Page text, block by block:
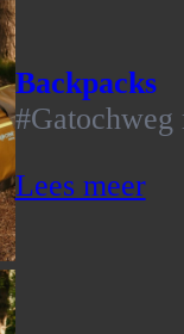
Backpacks
#Gatochweg
Lees meer